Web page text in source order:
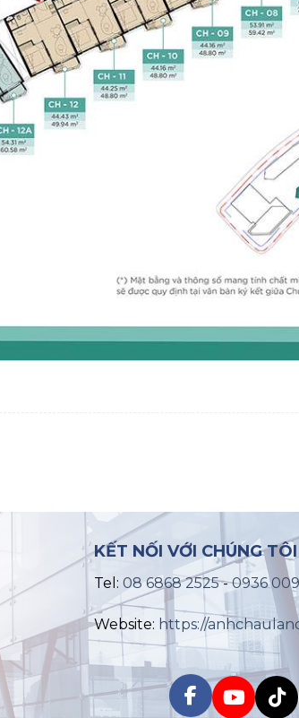
KẾT NỐI VỚI CHÚNG TÔI
Tel:08 6868 2525-0936
Website: https://